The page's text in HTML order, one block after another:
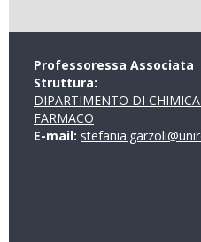
Professoressa Associata
Struttura:
DIPARTIMENTO DI
FARMACO
E-mail: